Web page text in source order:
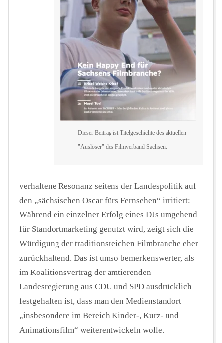
Dieser Beitrag ist Titelgeschichte des aktuellen
"Auslöser" des Filmverband Sachsen.
verhaltene Resonanz seitens der Landespolitik auf
den „sächsischen Oscar fürs Fernsehen“ irritiert:
Während ein einzelner Erfolg eines DJs umgehend
für Standortmarketing genutzt wird, zeigt sich die
Würdigung der traditionsreichen Filmbranche eher
zurückhaltend. Das ist umso bemerkenswerter, als
im Koalitionsvertrag der amtierenden
Landesregierung aus CDU und SPD ausdrücklich
festgehalten ist, dass man den Medienstandort
„insbesondere im Bereich Kinder-, Kurz- und
Animationsfilm“ weiterentwickeln wolle.